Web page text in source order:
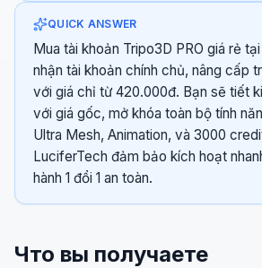
QUICK ANSWER
Mua tài khoản Tripo3D PRO giá rẻ
nhận tài khoản chính chủ, nâng cấp
với giá chỉ từ 420.000đ. Bạn sẽ tiết
với giá gốc, mở khóa toàn bộ tính
Ultra Mesh, Animation, và 3000
LuciferTech đảm bảo kích hoạt
hành 1 đổi 1 an toàn.
Что вы получаете